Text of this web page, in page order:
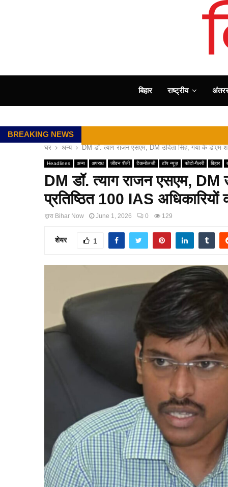
बिहार राष्ट्रीय
BREAKING NEWS
घर अन्य DM डॉ. त्याग राजन एसएम, DM उदिता सिंह, गया के
Headlines अन्य अपराध जीवन शैली टैकनोलजी टॉप न्यूज़ फोटो-गैलरी बिहार
DM डॉ. त्याग राजन एसएम,
प्रतिष्ठित 100 IAS
द्वारा Bihar Now June 1, 2026 0 129
शेयर 1